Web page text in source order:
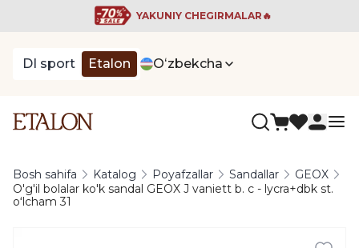
YAKUNIY CHEGIRMALAR🔥
DI sport Etalon Oʻzbekcha
Bosh sahifa Katalog Poyafzallar Sandallar
GEOX
O'g'il bolalar ko'k sandal GEOX J vaniett b. c - lycra+dbk st.
oʻlcham 31